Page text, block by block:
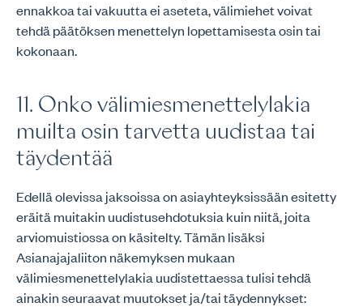
ennakkoa tai vakuutta ei aseteta, välimiehet voivat
tehdä päätöksen menettelyn lopettamisesta osin tai
kokonaan.
11. Onko välimiesmenettelylakia
muilta osin tarvetta uudistaa tai
täydentää
Edellä olevissa jaksoissa on asiayhteyksissään esitetty
eräitä muitakin uudistusehdotuksia kuin niitä, joita
arviomuistiossa on käsitelty. Tämän lisäksi
Asianajajaliiton näkemyksen mukaan
välimiesmenettelylakia uudistettaessa tulisi tehdä
ainakin seuraavat muutokset ja/tai täydennykset: